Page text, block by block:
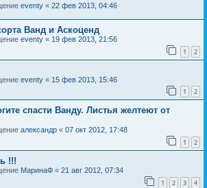
eventy « 22 фев 2013, 04:46
Ванд и Аскоценд
eventy « 19 фев 2013, 21:56
1 2
eventy « 15 фев 2013, 15:46
1 2
спасти Ванду. Листья желтеют от
александр « 07 окт 2012, 17:48
1 2
!!!
МаринаФ « 21 авг 2012, 07:34
1 2 3 4